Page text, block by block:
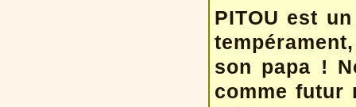
PITOU est
son papa !
comme futur